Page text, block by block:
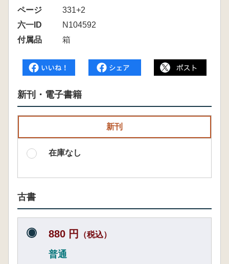
ページ
331+2
六一ID
N104592
付属品
箱
新刊・電子書籍
新刊
在庫なし
古書
880 円 （税込）
普通